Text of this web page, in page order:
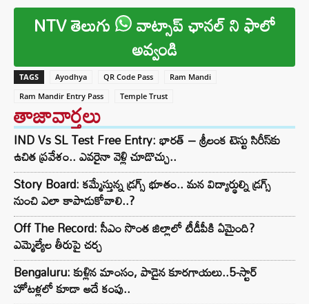
NTV తెలుగు వాట్సాప్ ఛానల్ ని ఫాలో
అవ్వండి
TAGS Ayodhya QR Code Pass
Ram Mandi
Ram Mandir Entry Pass
Temple Trust
తాజావార్తలు
IND Vs SL Test Free Entry: భారత్ – శ్రీలంక టెస్టు సిరీస్‌కు
ఉచిత ప్రవేశం.. ఎవరైనా వెళ్లి చూడొచ్చు..
Story Board: కమ్మేస్తున్న డ్రగ్స్ భూతం.. మన విద్యార్థుల్ని డ్రగ్స్
నుంచి ఎలా కాపాడుకోవాలి..?
Off The Record: సీఎం సొంత జిల్లాలో టీడీపీకి ఏమైంది?
ఎమ్మెల్యేల తీరుపై చర్చ
Bengaluru: కుళ్లిన మాంసం, పాడైన కూరగాయలు..5-స్టార్
హోటళ్లలో కూడా అదే కంపు..